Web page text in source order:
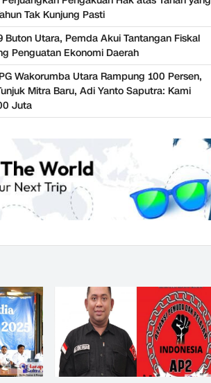
Tak Kunjung Pasti
Buton Utara, Pemda Akui Tantangan Fiskal
Penguatan Ekonomi Daerah
Wakorumba Utara Rampung 100 Persen,
Mitra Baru, Adi Yanto Saputra: Kami
Juta